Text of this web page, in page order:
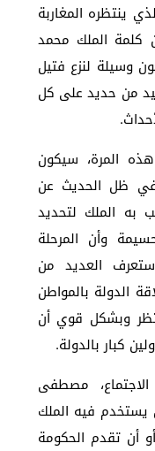
ينتظره المغاربة
كلمة الملك محمد
وسيلة لنزع فتيل
من حديد على كل
المرة، سيكون
من خطاب 9 مارس 2011 في ظل الحديث عن
به الملك لتحديد
وأن المرحلة
العديد من
الدولة بالمواطن
وبشكل قوي أن
كبار بالدولة.
مصطفى
فيه الملك
أن تقدم الحكومة